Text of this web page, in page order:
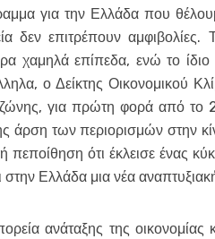
για την Ελλάδα που
δεν επιτρέπουν
χαμηλά επίπεδα, ενώ το
ο Δείκτης Οικονομικού
για πρώτη φορά από το
άρση των περιορισμών στην
πεποίθηση ότι έκλεισε ένας
στην Ελλάδα μια νέα
ανάταξης της